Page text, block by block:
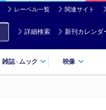
レーベル一覧 関連サイト
詳細検索 新刊カレンダ
雑誌・ ムック 映像